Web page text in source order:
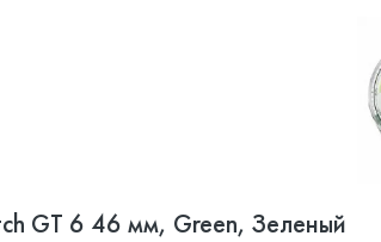
GT 6 46 мм, Green, Зеленый